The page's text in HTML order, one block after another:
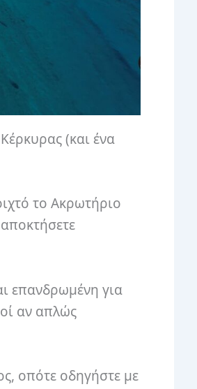
(και ένα
το Ακρωτήριο
επανδρωμένη για
αν απλώς
οπότε οδηγήστε με